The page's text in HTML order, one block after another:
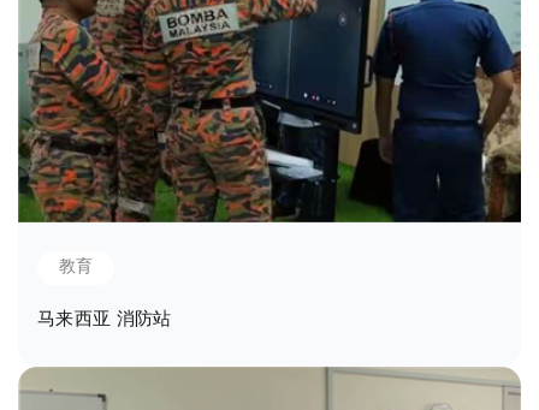
教育
马来西亚 消防站